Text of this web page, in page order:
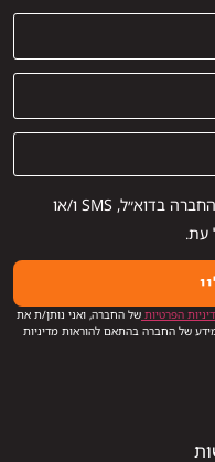
אני מאשר/ת קבלת הודעות שיווקיות מהחברה בדוא״ל, SMS ו/או
הפרטיות של החברה, ואני נותן/ת את
של החברה בהתאם להוראות מדיניות